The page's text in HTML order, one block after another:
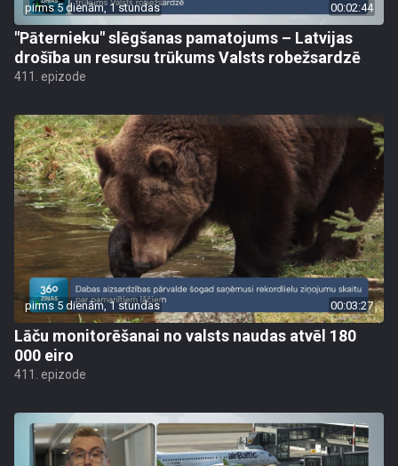
pirms 5 dienām, 1 stundas 00:02:44
"Pāternieku" slēgšanas pamatojums – Latvijas
drošība un resursu trūkums Valsts robežsardzē
411. epizode
pirms 5 dienām, 1 stundas 00:03:27
Lāču monitorēšanai no valsts naudas atvēl 180
000 eiro
411. epizode